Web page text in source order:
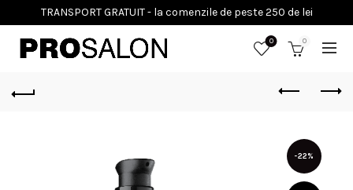
0 0
-22%